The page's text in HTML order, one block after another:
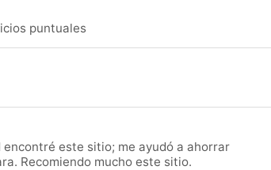
puntuales
este sitio; me ayudó a ahorrar
Recomiendo mucho este sitio.